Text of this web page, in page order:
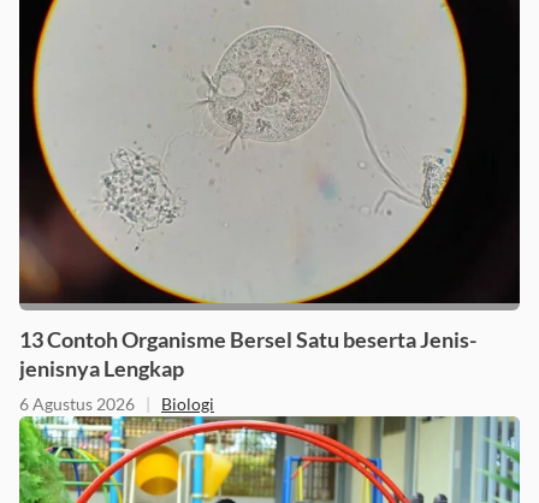
13 Contoh Organisme Bersel Satu beserta Jenis-
jenisnya Lengkap
6 Agustus 2026 | Biologi